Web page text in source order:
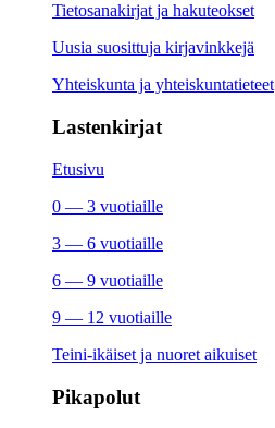
Tietosanakirjat ja hakuteokset
Uusia suosittuja kirjavinkkejä
Yhteiskunta ja yhteiskuntatieteet
Lastenkirjat
Etusivu
0 — 3 vuotiaille
3 — 6 vuotiaille
6 — 9 vuotiaille
9 — 12 vuotiaille
Teini-ikäiset ja nuoret aikuiset
Pikapolut